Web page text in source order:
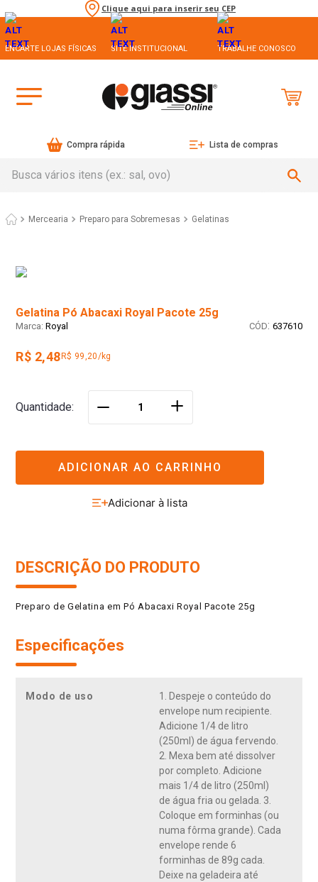
Clique aqui para inserir seu CEP
ENCARTE LOJAS FÍSICAS SITE INSTITUCIONAL TRABALHE CONOSCO
Compra rápida Lista de compras
Mercearia Preparo para Sobremesas Gelatinas
Gelatina Pó Abacaxi Royal Pacote 25g
Royal : 637610
R$ 2,48 R$ 99,20/kg
Quantidade ＋
ADICIONAR AO CARRINHO
DESCRIÇÃO DO PRODUTO
Preparo de Gelatina em Pó Abacaxi Royal Pacote 25g
Especificações
Modo de uso
1. Despeje o conteúdo do
envelope num recipiente.
Adicione 1/4 de litro
(250ml) de água fervendo.
2. Mexa bem até dissolver
por completo. Adicione
mais 1/4 de litro (250ml)
de água fria ou gelada. 3.
Coloque em forminhas (ou
numa fôrma grande). Cada
envelope rende 6
forminhas de 89g cada.
Deixe na geladeira até